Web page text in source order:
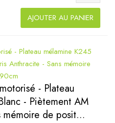
AJOUTER AU PANIER
- Plateau
- Piètement AM
mémoire de posit...